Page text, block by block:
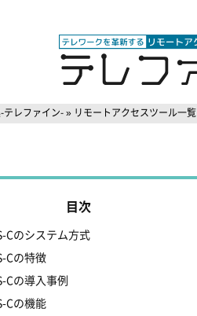
テレファイン-» リモートアクセスツール一覧
Cのシステム方式
Cの特徴
Cの導入事例
Cの機能